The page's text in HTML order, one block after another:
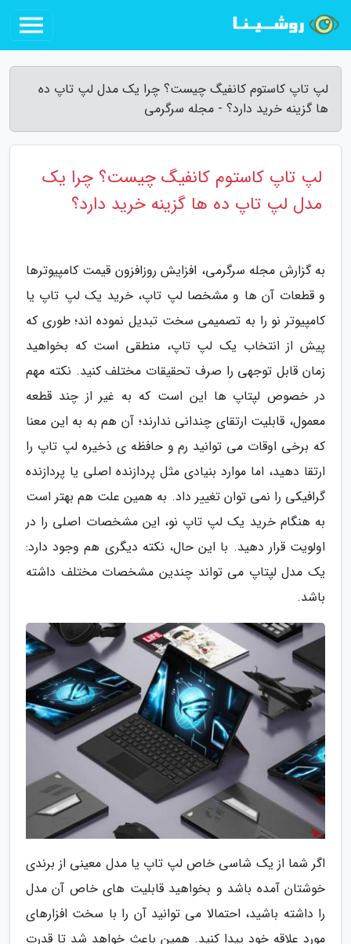
لپ تاپ کاستوم کانفیگ چیست؟ چرا یک مدل لپ تاپ ده
ها گزینه خرید دارد؟ - مجله سرگرمی
لپ تاپ کاستوم کانفیگ چیست؟ چرا یک
مدل لپ تاپ ده ها گزینه خرید دارد؟
به گزارش مجله سرگرمی، افزایش روزافزون قیمت کامپیوترها
و قطعات آن ها و مشخصا لپ تاپ، خرید یک لپ تاپ یا
کامپیوتر نو را به تصمیمی سخت تبدیل نموده اند؛ طوری که
پیش از انتخاب یک لپ تاپ، منطقی است که بخواهید
زمان قابل توجهی را صرف تحقیقات مختلف کنید. نکته مهم
در خصوص لپتاپ ها این است که به غیر از چند قطعه
معمول، قابلیت ارتقای چندانی ندارند؛ آن هم به به این معنا
که برخی اوقات می توانید رم و حافظه ی ذخیره لپ تاپ را
ارتقا دهید، اما موارد بنیادی مثل پردازنده اصلی یا پردازنده
گرافیکی را نمی توان تغییر داد. به همین علت هم بهتر است
به هنگام خرید یک لپ تاپ نو، این مشخصات اصلی را در
اولویت قرار دهید. با این حال، نکته دیگری هم وجود دارد:
یک مدل لپتاپ می تواند چندین مشخصات مختلف داشته
باشد.
اگر شما از یک شاسی خاص لپ تاپ یا مدل معینی از برندی
خوشتان آمده باشد و بخواهید قابلیت های خاص آن مدل
را داشته باشید، احتمالا می توانید آن را با سخت افزارهای
مورد علاقه خود پیدا کنید. همین باعث خواهد شد تا قدرت